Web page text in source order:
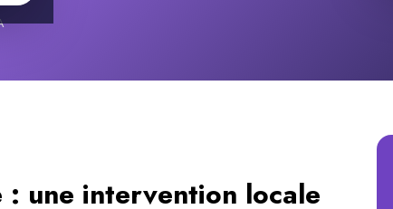
: une intervention locale